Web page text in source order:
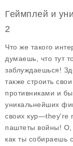
Геймплей и
2
Что же такого
думаешь, что тут
заблуждаешься!
также строить
противниками и
уникальнейших
своих кур—they're
паштеты войны! О,
как ты собираешь